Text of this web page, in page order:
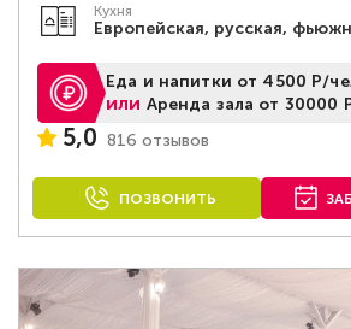
Кухня
Европейская, русская, фьюжн
Еда и напитки от 4500 Р/
или Аренда зала от 30000
5,0 816 отзывов
ПОЗВОНИТЬ